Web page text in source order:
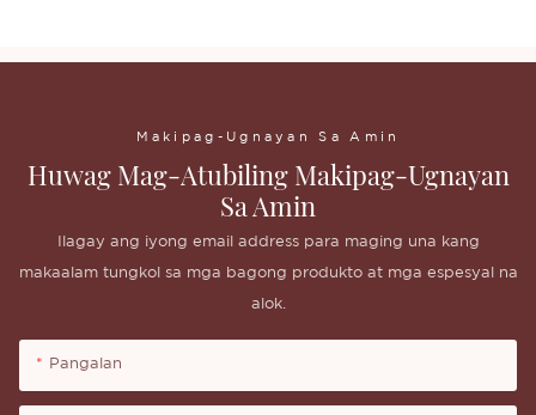
Makipag-Ugnayan Sa Amin
Huwag Mag-Atubiling Makipag-Ugnayan
Sa Amin
Ilagay ang iyong email address para maging una kang
makaalam tungkol sa mga bagong produkto at mga espesyal na
alok.
Pangalan